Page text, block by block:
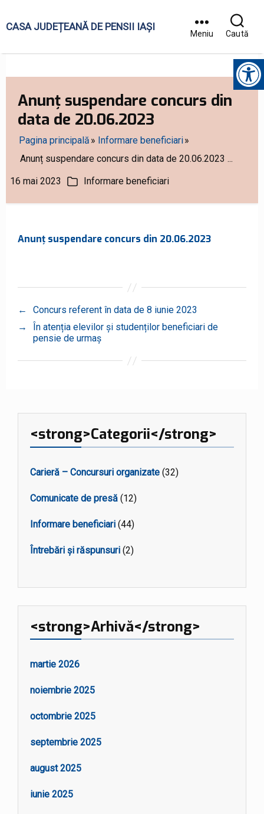
CASA JUDEȚEANĂ DE PENSII IAȘI
Meniu Caută
Instrumente pentru accesibilitate
Anunț suspendare concurs din
data de 20.06.2023
Pagina principală
Informare beneficiari
Anunț suspendare concurs din data de 20.06.2023 ...
16 mai 2023 Categorii
Informare beneficiari
Anunț suspendare concurs din 20.06.2023
←
Concurs referent în data de 8 iunie 2023
→
În atenția elevilor și studenților beneficiari de
pensie de urmaș
<strong>Categorii</strong>
Carieră – Concursuri organizate (32)
Comunicate de presă (12)
Informare beneficiari (44)
Întrebări și răspunsuri (2)
<strong>Arhivă</strong>
martie 2026
noiembrie 2025
octombrie 2025
septembrie 2025
august 2025
iunie 2025